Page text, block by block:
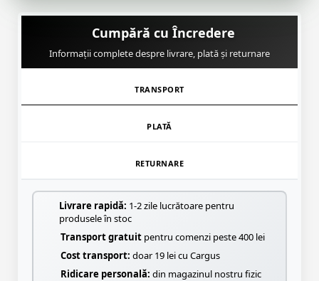
Cumpără cu Încredere
Informații complete despre livrare, plată și returnare
TRANSPORT
PLATĂ
RETURNARE
Livrare rapidă: 1-2 zile lucrătoare pentru
produsele în stoc
Transport gratuit pentru comenzi peste 400 lei
Cost transport: doar 19 lei cu Cargus
Ridicare personală: din magazinul nostru fizic